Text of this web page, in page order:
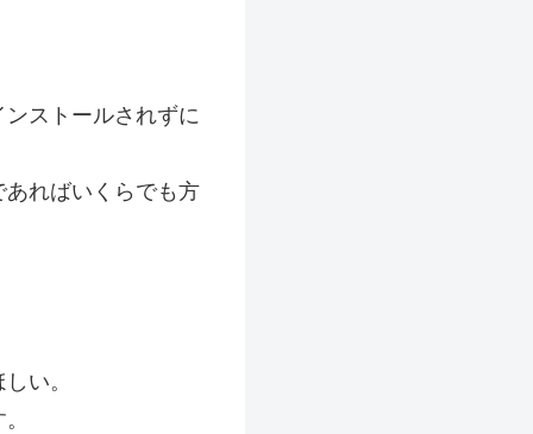
ストールされずに
ればいくらでも方
い。